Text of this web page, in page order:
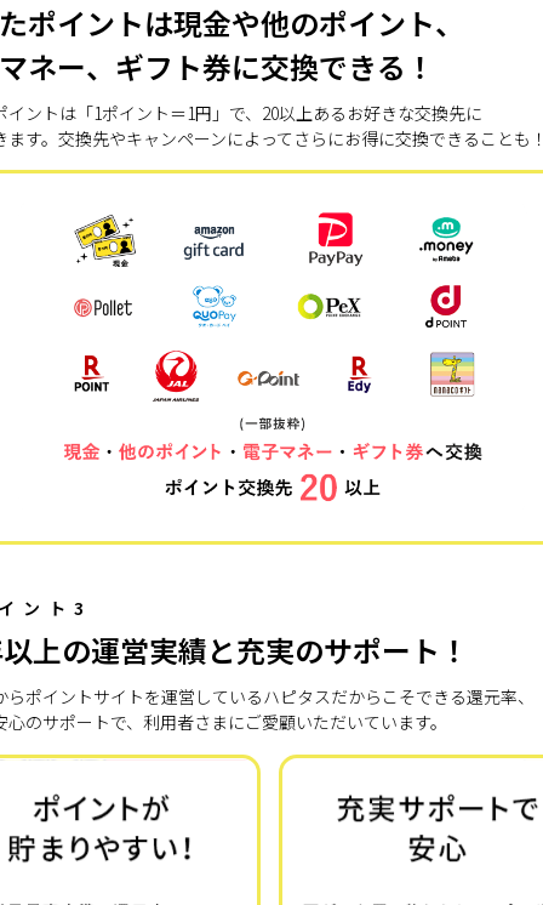
ポイントは現金や他のポイント、
ネー、ギフト券に交換できる！
イントは「1ポイント＝1円」で、20以上あるお好きな交換先に
ます。交換先やキャンペーンによってさらにお得に交換できることも
ント3
上の運営実績と充実のサポート！
らポイントサイトを運営しているハピタスだからこそできる還元率、
心のサポートで、利用者さまにご愛顧いただいています。